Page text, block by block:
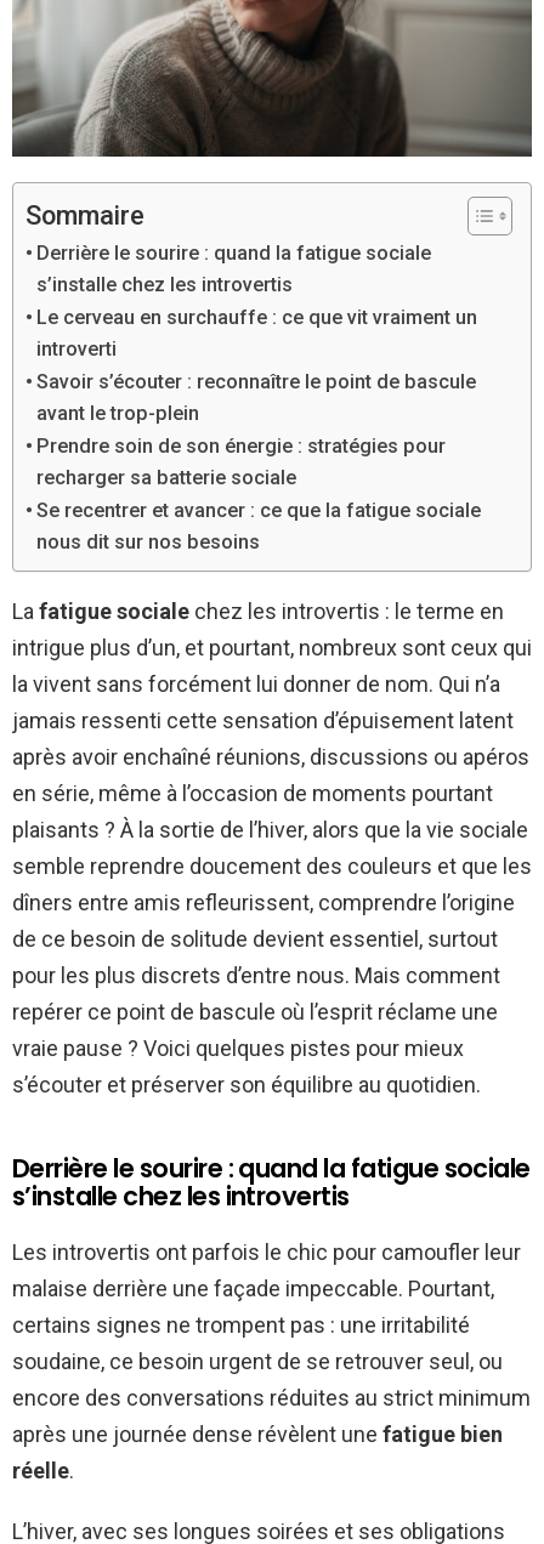
Sommaire
Derrière le sourire : quand la fatigue sociale
s’installe chez les introvertis
Le cerveau en surchauffe : ce que vit vraiment un
introverti
Savoir s’écouter : reconnaître le point de bascule
avant le trop-plein
Prendre soin de son énergie : stratégies pour
recharger sa batterie sociale
Se recentrer et avancer : ce que la fatigue sociale
nous dit sur nos besoins
La fatigue sociale chez les introvertis : le terme en
intrigue plus d’un, et pourtant, nombreux sont ceux qui
la vivent sans forcément lui donner de nom. Qui n’a
jamais ressenti cette sensation d’épuisement latent
après avoir enchaîné réunions, discussions ou apéros
en série, même à l’occasion de moments pourtant
plaisants ? À la sortie de l’hiver, alors que la vie sociale
semble reprendre doucement des couleurs et que les
dîners entre amis refleurissent, comprendre l’origine
de ce besoin de solitude devient essentiel, surtout
pour les plus discrets d’entre nous. Mais comment
repérer ce point de bascule où l’esprit réclame une
vraie pause ? Voici quelques pistes pour mieux
s’écouter et préserver son équilibre au quotidien.
Derrière le sourire : quand la fatigue sociale
s’installe chez les introvertis
Les introvertis ont parfois le chic pour camoufler leur
malaise derrière une façade impeccable. Pourtant,
certains signes ne trompent pas : une irritabilité
soudaine, ce besoin urgent de se retrouver seul, ou
encore des conversations réduites au strict minimum
après une journée dense révèlent une fatigue bien
réelle.
L’hiver, avec ses longues soirées et ses obligations